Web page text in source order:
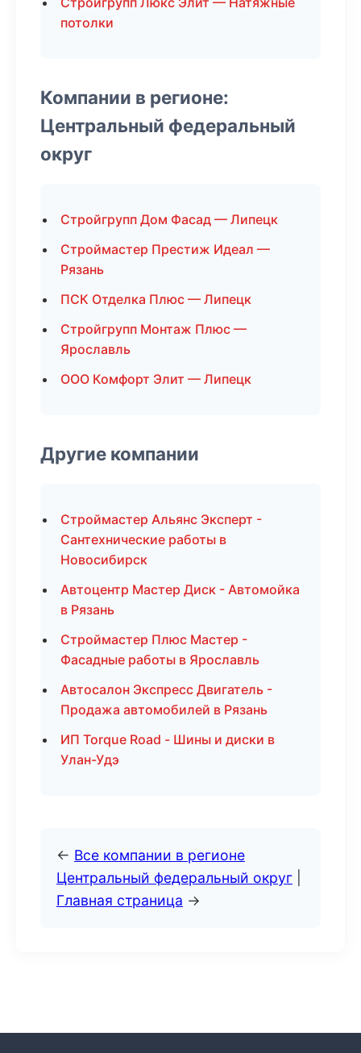
потолки
Компании в регионе:
Центральный федеральный
округ
Стройгрупп Дом Фасад — Липецк
Строймастер Престиж Идеал —
Рязань
ПСК Отделка Плюс — Липецк
Стройгрупп Монтаж Плюс —
Ярославль
ООО Комфорт Элит — Липецк
Другие компании
Строймастер Альянс Эксперт -
Сантехнические работы в
Новосибирск
Автоцентр Мастер Диск - Автомойка
в Рязань
Строймастер Плюс Мастер -
Фасадные работы в Ярославль
Автосалон Экспресс Двигатель -
Продажа автомобилей в Рязань
ИП Torque Road - Шины и диски в
Улан-Удэ
← Все компании в регионе
Центральный федеральный округ
Главная страница →